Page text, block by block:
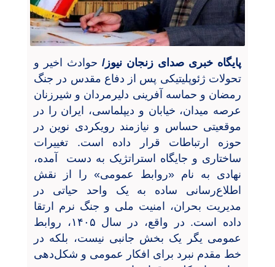
پایگاه خبری صدای زنجان نیوز/ حوادث اخیر و
تحولات ژئوپلیتیکی پس از دفاع مقدس در جنگ
رمضان و حماسه آفرینی دلیرمردان و شیرزنان
عرصه میدان، خیابان و دیپلماسی، ایران را در
موقعیتی حساس و نیازمند رویکردی نوین در
حوزه ارتباطات قرار داده است. تغییرات
ساختاری و جایگاه استراتژیک به دست آمده،
نهادی به نام «روابط عمومی» را از نقش
اطلاع‌رسانی ساده به یک واحد حیاتی در
مدیریت بحران، امنیت ملی و جنگ نرم ارتقا
داده است. در واقع، در سال ۱۴۰۵، روابط
عمومی یگر یک بخش جانبی نیست، بلکه در
خط مقدم نبرد برای افکار عمومی و شکل‌دهی